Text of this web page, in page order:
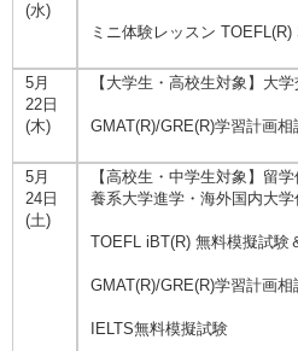
(水)
ミニ体験レッスン TOEFL(R)
5月
22日
(木)
【大学生・高校生対象】
GMAT(R)/GRE(R)学習計画相
5月
24日
(土)
【高校生・中学生対象】留
養系大学進学・海外国内大学
TOEFL iBT(R) 無料模擬試験
GMAT(R)/GRE(R)学習計画相
IELTS無料模擬試験